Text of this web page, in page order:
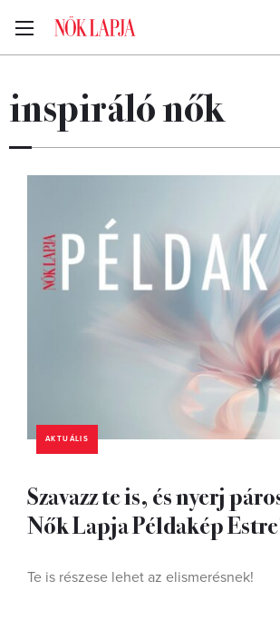
inspiráló nők
AKTUÁLIS
Szavazz te is, és nyerj
Nők Lapja Példakép
Te is részese lehet az elismerésnek!